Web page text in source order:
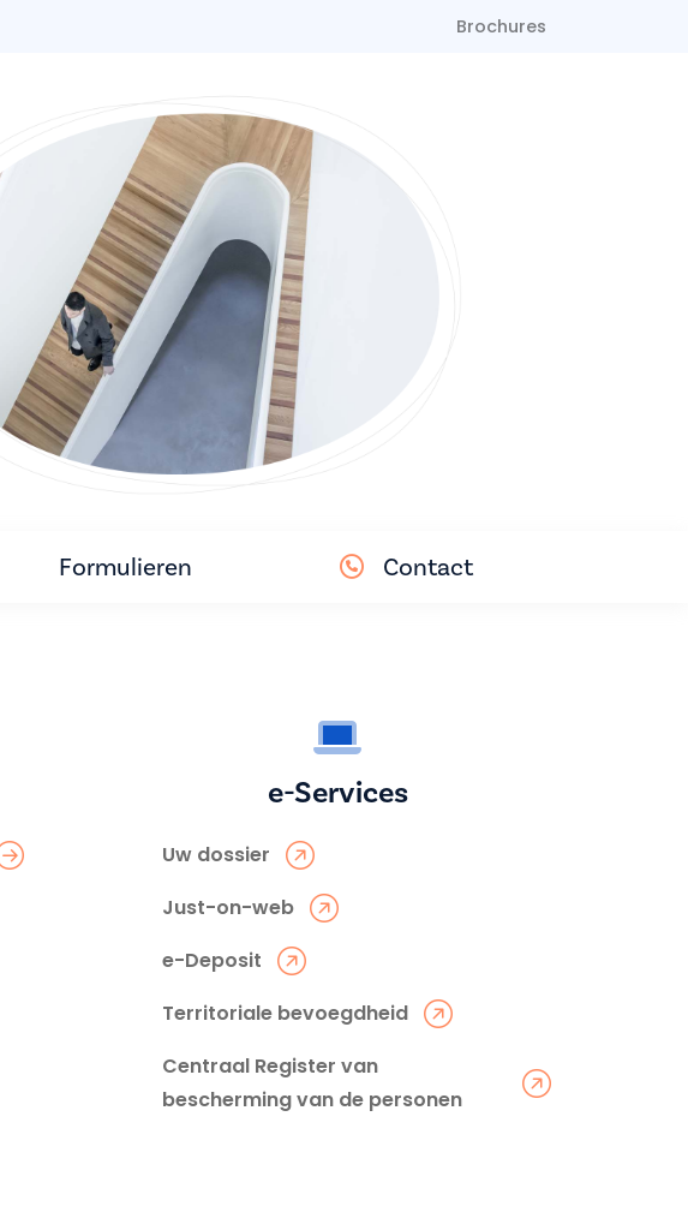
Brochures
Formulieren Contact
e-Services
Uw dossier
Just-on-web
e-Deposit
Territoriale bevoegdheid
Centraal Register van
bescherming van de personen